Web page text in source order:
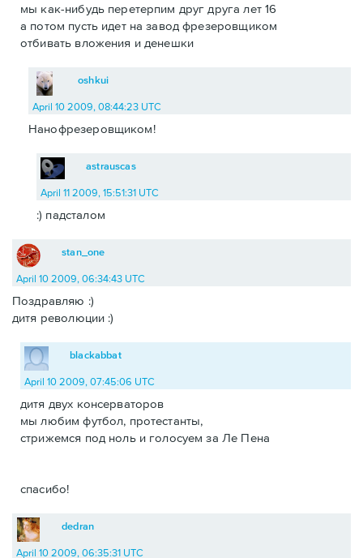
мы как-нибудь перетерпим друг друга лет 16
а потом пусть идет на завод фрезеровщиком
отбивать вложения и денешки
oshkui
April 10 2009, 08:44:23 UTC
Нанофрезеровщиком!
astrauscas
April 11 2009, 15:51:31 UTC
:) падсталом
stan_one
April 10 2009, 06:34:43 UTC
Поздравляю :)
дитя революции :)
blackabbat
April 10 2009, 07:45:06 UTC
дитя двух консерваторов
мы любим футбол, протестанты,
стрижемся под ноль и голосуем за Ле Пена
спасибо!
dedran
April 10 2009, 06:35:31 UTC